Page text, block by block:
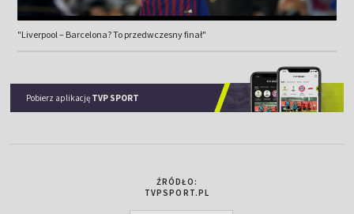
"Liverpool – Barcelona? To przedwczesny finał"
Pobierz aplikację TVP SPORT
ŹRÓDŁO:
TVPSPORT.PL